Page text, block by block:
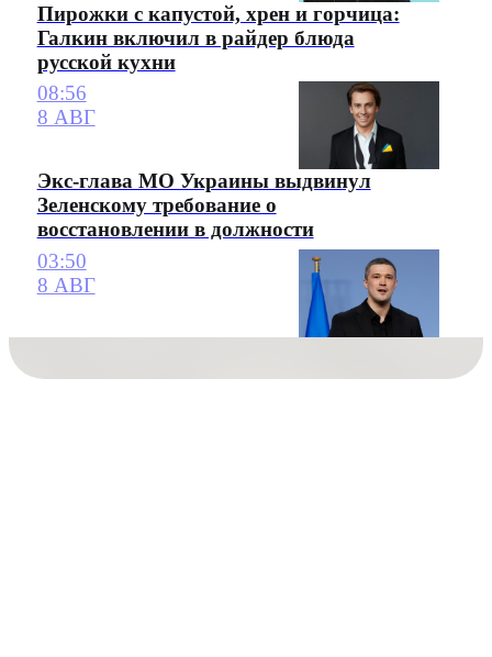
Пирожки с капустой, хрен и горчица:
Галкин включил в райдер блюда
русской кухни
08:56
8 АВГ
Экс-глава МО Украины выдвинул
Зеленскому требование о
восстановлении в должности
03:50
8 АВГ